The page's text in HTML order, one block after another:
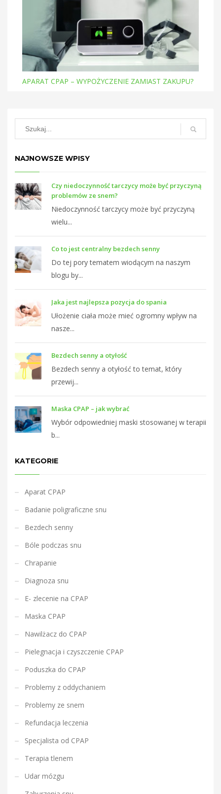
APARAT CPAP – WYPOŻYCZENIE ZAMIAST ZAKUPU?
NAJNOWSZE WPISY
Czy niedoczynność tarczycy może być przyczyną
problemów ze snem?
Niedoczynność tarczycy może być przyczyną
wielu...
Co to jest centralny bezdech senny
Do tej pory tematem wiodącym na naszym
blogu by...
Jaka jest najlepsza pozycja do spania
Ułożenie ciała może mieć ogromny wpływ na
nasze...
Bezdech senny a otyłość
Bezdech senny a otyłość to temat, który
przewij...
Maska CPAP – jak wybrać
Wybór odpowiedniej maski stosowanej w terapii
b...
KATEGORIE
Aparat CPAP
Badanie poligraficzne snu
Bezdech senny
Bóle podczas snu
Chrapanie
Diagnoza snu
E- zlecenie na CPAP
Maska CPAP
Nawilżacz do CPAP
Pielegnacja i czyszczenie CPAP
Poduszka do CPAP
Problemy z oddychaniem
Problemy ze snem
Refundacja leczenia
Specjalista od CPAP
Terapia tlenem
Udar mózgu